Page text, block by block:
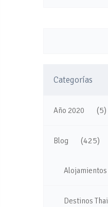
Categorías
Año 2020 (5)
Blog (425)
Alojamientos
Destinos Thai